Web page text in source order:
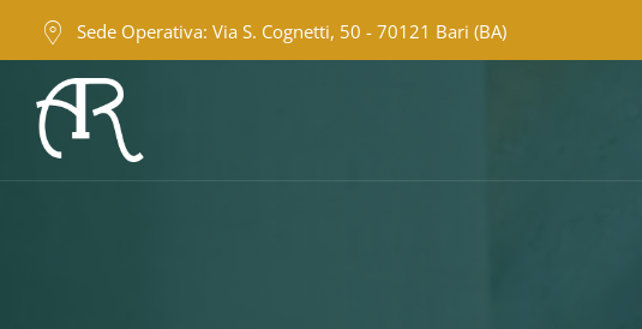
content
Sede Operativa: Via S. Cognetti, 50 - 70121 Bari (BA)